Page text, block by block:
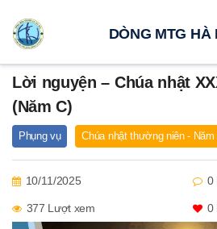
Lời nguyện – Chúa nhật
(Năm C)
Phụng vụ Chúa nhật thường niên - Năm
10/11/2025 0
377 Lượt xem 0
DÒNG MTG HÀ